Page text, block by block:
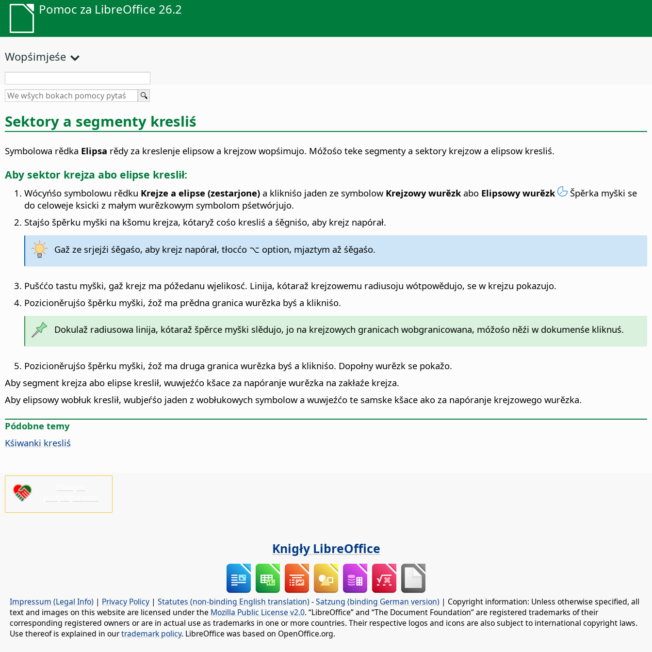
Pomoc za LibreOffice 26.2
Wopśimjeśe
Sektory a segmenty kresliś
Symbolowa rědka Elipsa rědy za kreslenje elipsow a krejzow wopśimujo. Móžośo teke segmenty a sektory krejzow a elipsow kresliś.
Aby sektor krejza abo elipse kreslił:
Wócyńśo symbolowu rědku Krejze a elipse (zestarjone) a klikniśo jaden ze symbolow Krejzowy wurězkabo Elipsowy wurězk
Špěrka myški se
do celoweje ksicki z małym wurězkowym symbolom pśetwórjujo.
Stajśo špěrku myški na kšomu krejza, kótaryž cośo kresliś a śěgniśo, aby krejz napórał.
Gaž ze srjejźi śěgaśo, aby krejz napórał, tłocćo ⌥ option, mjaztym až śěgaśo.
Pušććo tastu myški, gaž krejz ma póžedanu wjelikosć. Linija, kótaraž krejzowemu radiusoju wótpowědujo, se w krejzu pokazujo.
Pozicioněrujśo špěrku myški, źož ma prědna granica wurězka byś a klikniśo.
Dokulaž radiusowa linija, kótaraž špěrce myški slědujo, jo na krejzowych granicach wobgranicowana, móžośo něźi w dokumenśe kliknuś.
Pozicioněrujśo špěrku myški, źož ma druga granica wurězka byś a klikniśo. Dopołny wurězk se pokažo.
Aby segment krejza abo elipse kreslił, wuwjeźćo kšace za napóranje wurězka na zakłaźe krejza.
Aby elipsowy wobłuk kreslił, wubjeŕśo jaden z wobłukowych symbolow a wuwjeźćo te samske kšace ako za napóranje krejzowego wurězka.
Pódobne temy
Kśiwanki kresliś
Knigły LibreOffice
Impressum (Legal Info) | Privacy Policy | Statutes (non-binding English translation) -Satzung (binding German version) | Copyright information: Unless otherwise specified, all
text and images on this website are licensed under the Mozilla Public License v2.0. “LibreOffice” and “The Document Foundation” are registered trademarks of their
corresponding registered owners or are in actual use as trademarks in one or more countries. Their respective logos and icons are also subject to international copyright laws.
Use thereof is explained in ourtrademark policy. LibreOffice was based on OpenOffice.org.